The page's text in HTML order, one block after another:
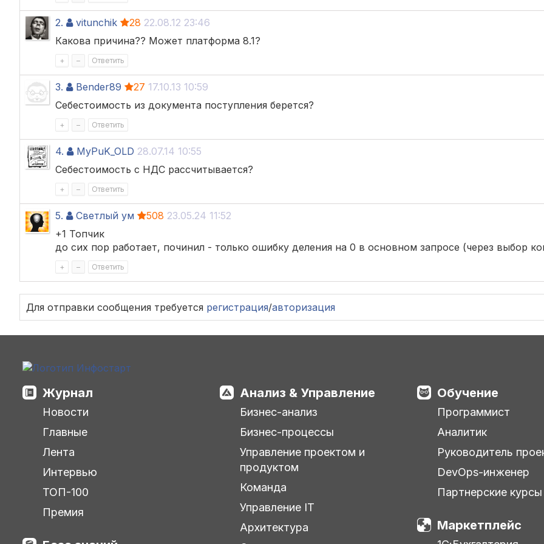
2. vitunchik 28 22.08.12 23:46
Какова причина?? Может платформа 8.1?
+ – Ответить
3. Bender89 27 17.10.13 10:59
Себестоимость из документа поступления берется?
+ – Ответить
4. MyPuK_OLD 28.07.14 10:55
Себестоимость с НДС рассчитывается?
+ – Ответить
5. Светлый ум 508 23.05.24 11:52
+1 Топчик
до сих пор работает, починил - только ошибку деления на 0 в основном запросе (через выбор
+ – Ответить
Для отправки сообщения требуется регистрация/авторизация
Журнал
Новости
Главные
Лента
Интервью
ТОП-100
Премия
Анализ & Управление
Бизнес-анализ
Бизнес-процессы
Управление проектом и
продуктом
Команда
Управление IT
Архитектура
Обучение
Программист
Аналитик
Руководитель
DevOps-инженер
Партнерские курсы
Маркетплейс